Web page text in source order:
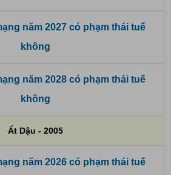
năm 2027 có phạm thái tuế
không
năm 2028 có phạm thái tuế
không
Ất Dậu - 2005
năm 2026 có phạm thái tuế